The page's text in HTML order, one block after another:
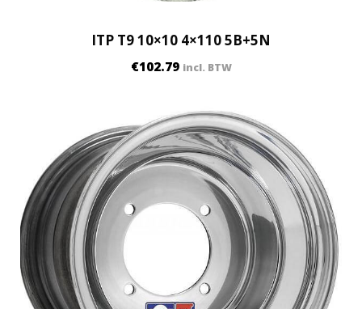
ITP T9 10×10 4×110 5B+5N
€102.79 incl. BTW